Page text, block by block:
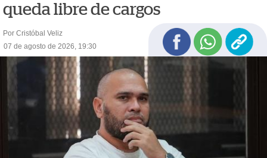
queda libre de cargos
Por Cristóbal Veliz
07 de agosto de 2026, 19:30